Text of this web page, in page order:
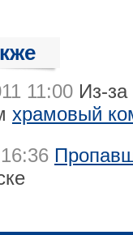
11:00 Из-
храмовый